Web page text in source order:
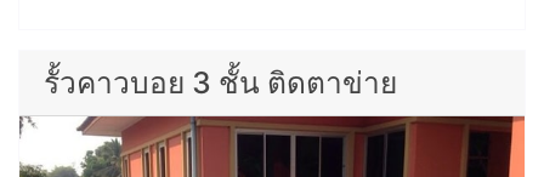
รั้วคาวบอย 3 ชั้น ติดตาข่าย